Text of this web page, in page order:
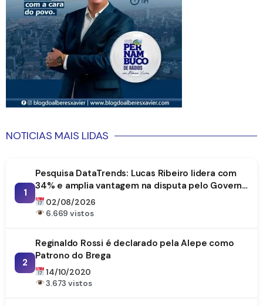
NOTICIAS MAIS LIDAS
1
Pesquisa DataTrends: Lucas Ribeiro lidera com
34% e amplia vantagem na disputa pelo Governo
da Paraíba
02/08/2026
6.669 vistos
2
Reginaldo Rossi é declarado pela Alepe como
Patrono do Brega
14/10/2020
3.673 vistos